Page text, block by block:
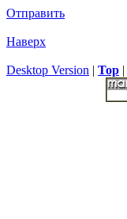
Отправить
Наверх
Desktop Version | Top |